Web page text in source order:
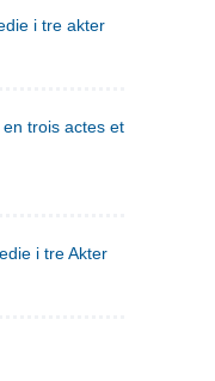
i tre akter
trois actes et en vers
i tre Akter